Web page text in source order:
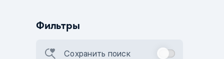
Фильтры
Сохранить поиск